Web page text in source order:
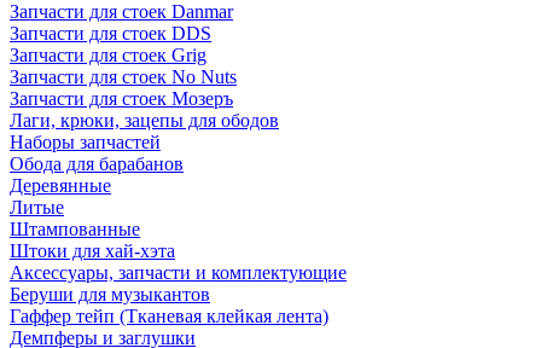
Запчасти для стоек Danmar
Запчасти для стоек DDS
Запчасти для стоек Grig
Запчасти для стоек No Nuts
Запчасти для стоек Мозеръ
Лаги, крюки, зацепы для ободов
Наборы запчастей
Обода для барабанов
Деревянные
Литые
Штампованные
Штоки для хай-хэта
Аксессуары, запчасти и комплектующие
Беруши для музыкантов
Гаффер тейп (Тканевая клейкая лента)
Демпферы и заглушки